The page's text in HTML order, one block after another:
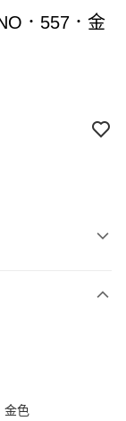
．557．金
金色